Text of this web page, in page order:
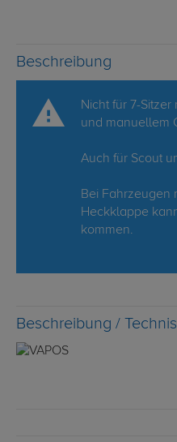
Beschreibung
Nicht für 7-Sitzer
und manuellem
Auch für Scout
Bei Fahrzeugen
Heckklappe
kommen.